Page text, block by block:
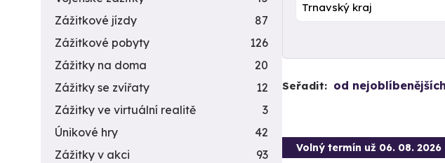
Seřadit: od nejoblíbenějších
Volný termín už 06. 08. 2026
Zážitkové jízdy
87
Zážitkové pobyty
126
Zážitky na doma
20
Zážitky se zvířaty
12
Zážitky ve virtuální realitě
3
Únikové hry
42
Zážitky v akci
93